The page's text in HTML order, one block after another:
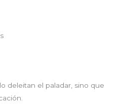
deleitan el paladar, sino que